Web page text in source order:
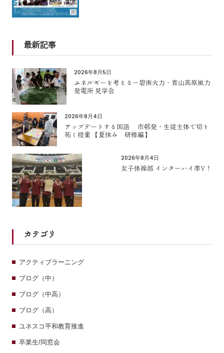
最新記事
2026年8月5日
エネルギーを考えるー碧南火力・青山高原風力
発電所 見学会
2026年8月4日
アップデートする国語 市邨発・生徒主体で切り
拓く授業 【夏休み 研修編】
2026年8月4日
女子体操部 インターハイ準V！
カテゴリ
アクティブラーニング
ブログ（中）
ブログ（中高）
ブログ（高）
ユネスコ平和教育推進
卒業生/同窓会